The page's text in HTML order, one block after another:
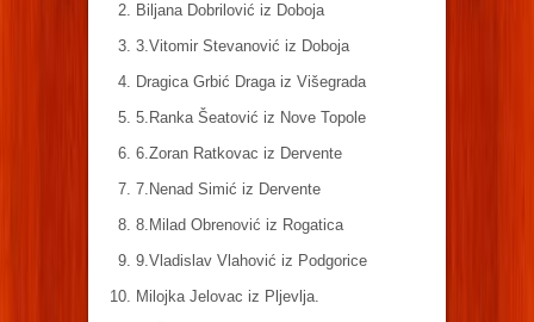
Biljana Dobrilović iz Doboja
3.Vitomir Stevanović iz Doboja
Dragica Grbić Draga iz Višegrada
5.Ranka Šeatović iz Nove Topole
6.Zoran Ratkovac iz Dervente
7.Nenad Simić iz Dervente
8.Milad Obrenović iz Rogatica
9.Vladislav Vlahović iz Podgorice
Milojka Jelovac iz Pljevlja.